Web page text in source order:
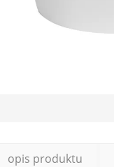
opis produktu